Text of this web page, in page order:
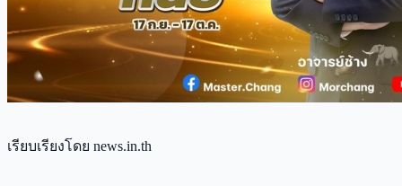
เรียบเรียงโดย news.in.th